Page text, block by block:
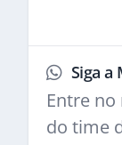
Siga a
Entre
do time